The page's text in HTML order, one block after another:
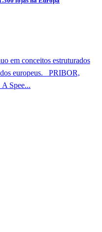
em conceitos estruturados
europeus. PRIBOR,
Spee...